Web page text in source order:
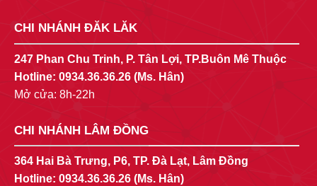
CHI NHÁNH ĐĂK LĂK
247 Phan Chu Trinh, P. Tân Lợi, TP.Buôn Mê Thuộc
Hotline: 0934.36.36.26 (Ms. Hân)
Mở cửa: 8h-22h
CHI NHÁNH LÂM ĐỒNG
364 Hai Bà Trưng, P6, TP. Đà Lạt, Lâm Đồng
Hotline: 0934.36.36.26 (Ms. Hân)